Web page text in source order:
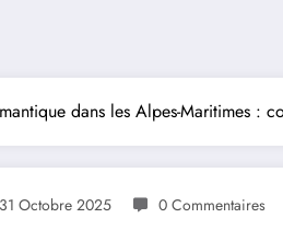
dans les Alpes-Maritimes :
31 Octobre 2025 0 Commentaires